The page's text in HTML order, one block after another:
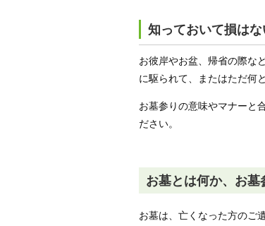
知っておいて損は
お彼岸やお盆、帰省の際な
に駆られて、またはただ何
お墓参りの意味やマナーと
ださい。
お墓とは何か、お墓
お墓は、亡くなった方のご